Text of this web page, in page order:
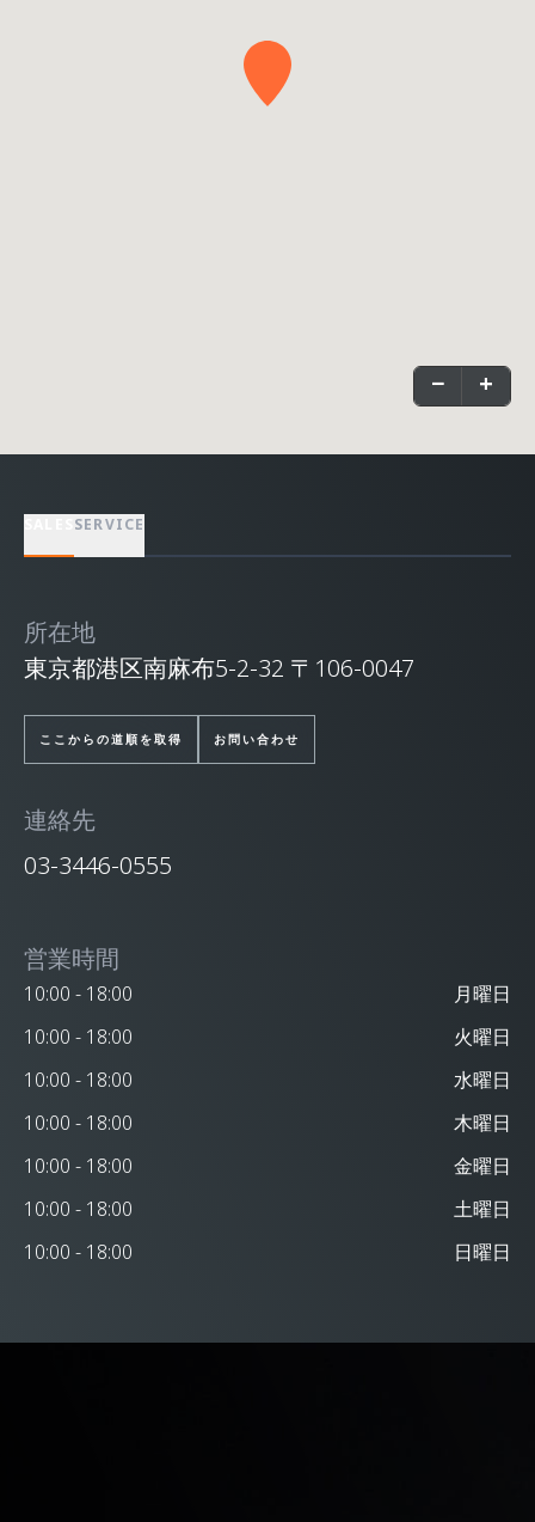
− +
SERVICE
所在地
東京都港区南麻布5-2-32 〒106-0047
ここからの道順を取得 お問い合わせ
連絡先
03-3446-0555
営業時間
10:00 - 18:00
月曜日
10:00 - 18:00
火曜日
10:00 - 18:00
水曜日
10:00 - 18:00
木曜日
10:00 - 18:00
金曜日
10:00 - 18:00
土曜日
10:00 - 18:00
日曜日